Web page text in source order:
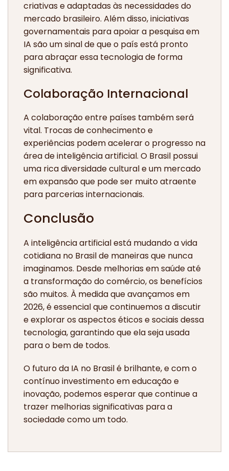
criativas e adaptadas às necessidades do
mercado brasileiro. Além disso, iniciativas
governamentais para apoiar a pesquisa em
IA são um sinal de que o país está pronto
para abraçar essa tecnologia de forma
significativa.
Colaboração Internacional
A colaboração entre países também será
vital. Trocas de conhecimento e
experiências podem acelerar o progresso na
área de inteligência artificial. O Brasil possui
uma rica diversidade cultural e um mercado
em expansão que pode ser muito atraente
para parcerias internacionais.
Conclusão
A inteligência artificial está mudando a vida
cotidiana no Brasil de maneiras que nunca
imaginamos. Desde melhorias em saúde até
a transformação do comércio, os benefícios
são muitos. À medida que avançamos em
2026, é essencial que continuemos a discutir
e explorar os aspectos éticos e sociais dessa
tecnologia, garantindo que ela seja usada
para o bem de todos.
O futuro da IA no Brasil é brilhante, e com o
contínuo investimento em educação e
inovação, podemos esperar que continue a
trazer melhorias significativas para a
sociedade como um todo.